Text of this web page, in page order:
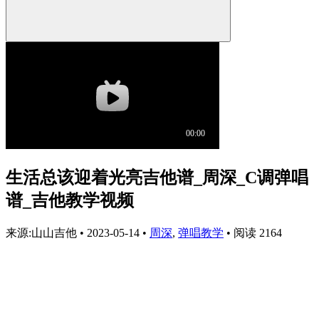
生活总该迎着光亮吉他谱_周深_C调弹唱
谱_吉他教学视频
来源:山山吉他 • 2023-05-14 • 周深, 弹唱教学 • 阅读 2164